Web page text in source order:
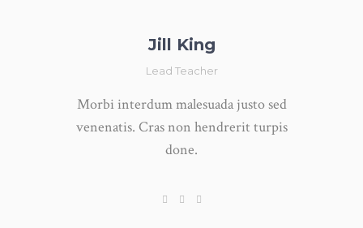
Jill King
Lead Teacher
Morbi interdum malesuada justo sed
venenatis. Cras non hendrerit turpis
done.